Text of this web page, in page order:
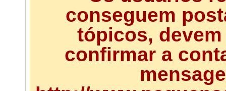
conseguem
tópicos,
confirmar a